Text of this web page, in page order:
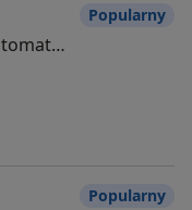
Higienistka/higienista stomatologiczny
Popularny
Popularny